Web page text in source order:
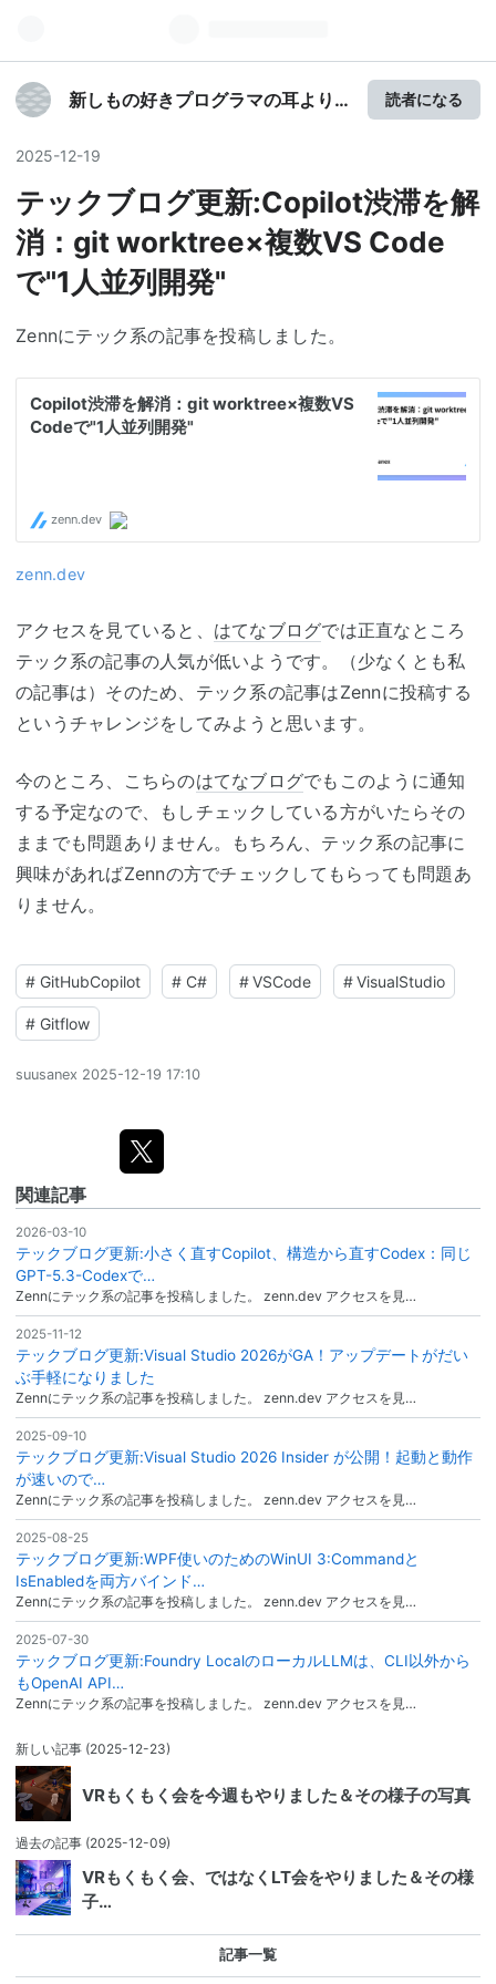
新しもの好きプログラマの耳より
読者になる
2025-12-19
テックブログ更新:Copilot渋滞を解
消：git worktree×複数VS Code
で"1人並列開発"
Zennにテック系の記事を投稿しました。
zenn.dev
アクセスを見ていると、 はてなブログでは正直なところ
テック系の記事の人気が低いようです。（少なくとも私
の記事は）そのため、テック系の記事はZennに投稿する
というチャレンジをしてみようと思います。
今のところ、こちらのはてなブログでもこのように通知
する予定なので、もしチェックしている方がいたらその
ままでも問題ありません。もちろん、テック系の記事に
興味があればZennの方でチェックしてもらっても問題あ
りません。
# GitHubCopilot # C# # VSCode # VisualStudio
# Gitflow
suusanex 2025-12-19 17:10
関連記事
2026-03-10
テックブログ更新:小さく直すCopilot、構造から直すCodex：同じ
GPT-5.3-Codexで…
Zennにテック系の記事を投稿しました。 zenn.dev アクセスを見…
2025-11-12
テックブログ更新:Visual Studio 2026がGA！アップデートがだい
ぶ手軽になりました
Zennにテック系の記事を投稿しました。 zenn.dev アクセスを見…
2025-09-10
テックブログ更新:Visual Studio 2026 Insider が公開！起動と動作
が速いので…
Zennにテック系の記事を投稿しました。 zenn.dev アクセスを見…
2025-08-25
テックブログ更新:WPF使いのためのWinUI 3:Commandと
IsEnabledを両方バインド…
Zennにテック系の記事を投稿しました。 zenn.dev アクセスを見…
2025-07-30
テックブログ更新:Foundry LocalのローカルLLMは、CLI以外から
もOpenAI API…
Zennにテック系の記事を投稿しました。 zenn.dev アクセスを見…
新しい記事 (2025-12-23)
VRもくもく会を今週もやりました＆その様子の写真
過去の記事 (2025-12-09)
VRもくもく会、ではなくLT会をやりました＆その様
子…
記事一覧